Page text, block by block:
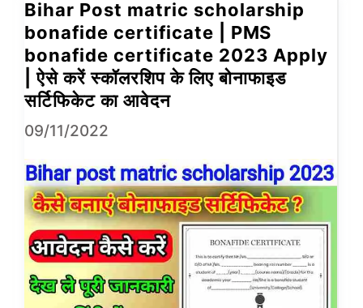
Bihar Post matric scholarship
bonafide certificate | PMS
bonafide certificate 2023 Apply
| ऐसे करें स्कॉलरशिप के लिए बोनाफाइड
सर्टिफिकेट का आवेदन
09/11/2022